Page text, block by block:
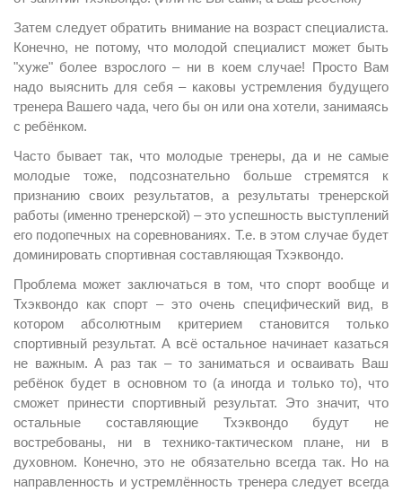
Затем следует обратить внимание на возраст специалиста.
Конечно, не потому, что молодой специалист может быть
"хуже" более взрослого – ни в коем случае! Просто Вам
надо выяснить для себя – каковы устремления будущего
тренера Вашего чада, чего бы он или она хотели, занимаясь
с ребёнком.
Часто бывает так, что молодые тренеры, да и не самые
молодые тоже, подсознательно больше стремятся к
признанию своих результатов, а результаты тренерской
работы (именно тренерской) – это успешность выступлений
его подопечных на соревнованиях. Т.е. в этом случае будет
доминировать спортивная составляющая Тхэквондо.
Проблема может заключаться в том, что спорт вообще и
Тхэквондо как спорт – это очень специфический вид, в
котором абсолютным критерием становится только
спортивный результат. А всё остальное начинает казаться
не важным. А раз так – то заниматься и осваивать Ваш
ребёнок будет в основном то (а иногда и только то), что
сможет принести спортивный результат. Это значит, что
остальные составляющие Тхэквондо будут не
востребованы, ни в технико-тактическом плане, ни в
духовном. Конечно, это не обязательно всегда так. Но на
направленность и устремлённость тренера следует всегда